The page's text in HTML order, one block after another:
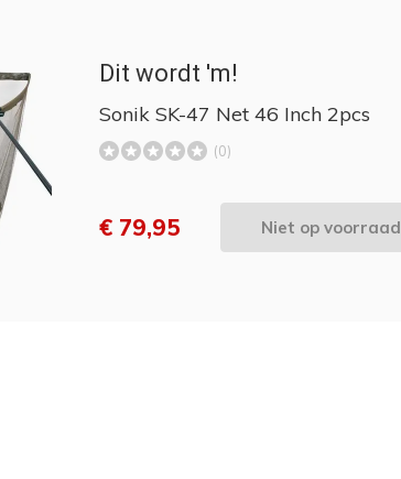
Dit wordt 'm!
Sonik SK-47 Net 46 Inch 2pcs
(0)
€ 79,95 Niet op voorraad